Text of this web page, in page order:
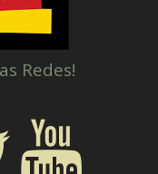
Redes!